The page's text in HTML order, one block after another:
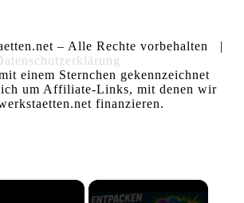
– Alle Rechte vorbehalten |
einem Sternchen gekennzeichnet
um Affiliate-Links, mit denen wir
finanzieren.
×